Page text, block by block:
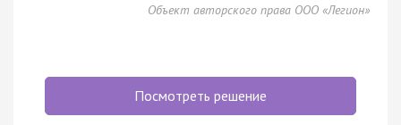
Объект авторского права ООО «Легион»
Посмотреть решение